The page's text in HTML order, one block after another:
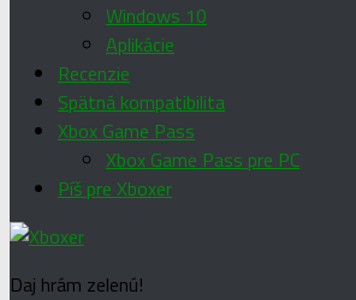
Windows 10
Aplikácie
Recenzie
Spätná kompatibilita
Xbox Game Pass
Xbox Game Pass pre PC
Píš pre Xboxer
Daj hrám zelenú!